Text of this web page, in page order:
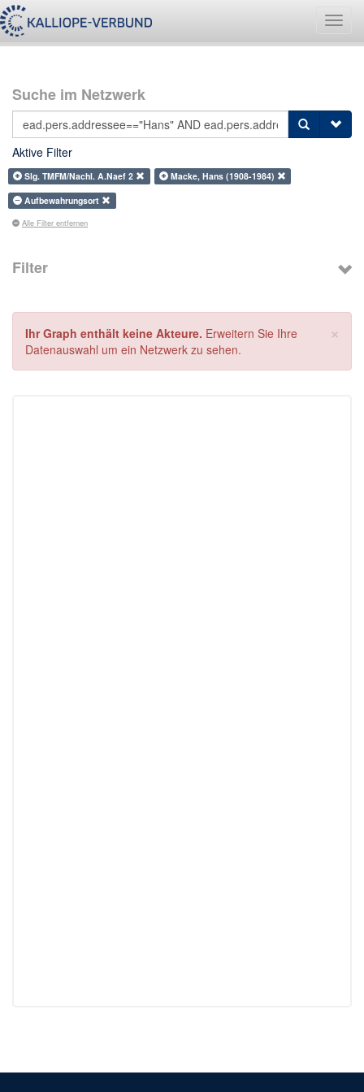
Suche im Netzwerk
Aktive Filter
Slg. TMFM/Nachl. A.Naef 2
Macke, Hans (1908-1984)
Aufbewahrungsort
Alle Filter entfernen
Filter
×
Ihr Graph enthält keine Akteure. Erweitern Sie Ihre
Datenauswahl um ein Netzwerk zu sehen.